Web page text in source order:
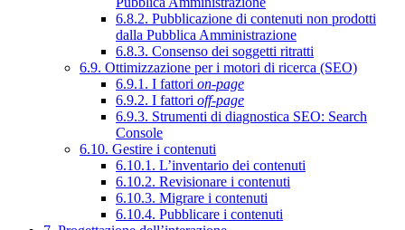
6.8.2. Pubblicazione di contenuti non prodotti
dalla Pubblica Amministrazione
6.8.3. Consenso dei soggetti ritratti
6.9. Ottimizzazione per i motori di ricerca (SEO)
6.9.1. I fattori on-page
6.9.2. I fattori off-page
6.9.3. Strumenti di diagnostica SEO: Search
Console
6.10. Gestire i contenuti
6.10.1. L’inventario dei contenuti
6.10.2. Revisionare i contenuti
6.10.3. Migrare i contenuti
6.10.4. Pubblicare i contenuti